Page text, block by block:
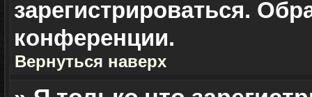
зарегистрироваться.
конференции.
Вернуться наверх